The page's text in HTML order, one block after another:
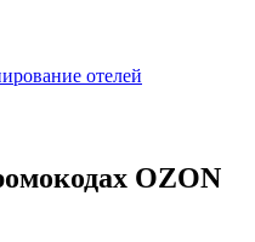
отелей
OZON